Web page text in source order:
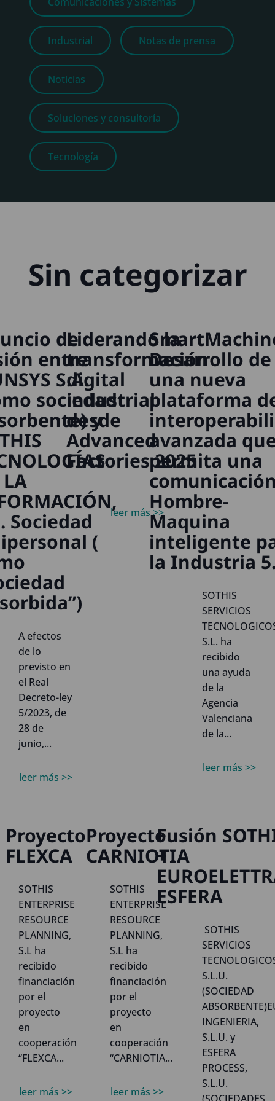
Industrial Notas de prensa
Noticias
Soluciones y consultoría
Tecnología
Sin categorizar
de
entre
S.A.
sociedad
y
Sociedad
(
A efectos
de lo
previsto en
el Real
Decreto-ley
5/2023, de
28 de
junio,...
leer más >>
Liderando la
transformación
digital
industrial
desde
Advanced
Factories 2025
leer más >>
Desarrollo de
una nueva
plataforma
avanzada
permita una
Hombre-
Maquina
inteligente
la Industria
SOTHIS
SERVICIOS
S.L. ha
recibido
una ayuda
de la
Agencia
Valenciana
de la...
leer más >>
Proyecto
FLEXCA
SOTHIS
ENTERPRISE
RESOURCE
PLANNING,
S.L ha
recibido
financiación
por el
proyecto
en
cooperación
“FLEXCA...
leer más >>
Proyecto
CARNIOTIA
SOTHIS
ENTERPRISE
RESOURCE
PLANNING,
S.L ha
recibido
financiación
por el
proyecto
en
cooperación
“CARNIOTIA...
leer más >>
Fusión
+
ESFERA
SOTHIS
SERVICIOS
S.L.U.
(SOCIEDAD
INGENIERIA,
S.L.U. y
ESFERA
PROCESS,
S.L.U.
(SOCIEDADES